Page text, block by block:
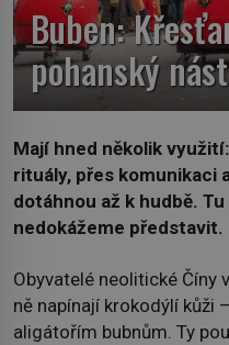
Buben:
pohanský
Mají hned několik
rituály, přes komunikaci
dotáhnou až k hudbě.
nedokážeme představit.
Obyvatelé neolitické Číny
ně napínají krokodýlí kůži
aligátořím bubnům. Ty